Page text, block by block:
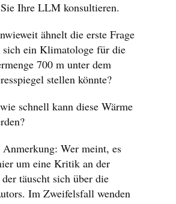
Ihre LLM konsultieren.
ähnelt die erste Frage
sich ein Klimatologe für die
700 m unter dem
stellen könnte?
schnell kann diese Wärme
Wer meint, es
um eine Kritik an der
täuscht sich über die
Im Zweifelsfall wenden